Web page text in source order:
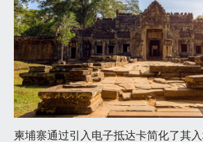
柬埔寨通过引入电子抵达卡简化了其